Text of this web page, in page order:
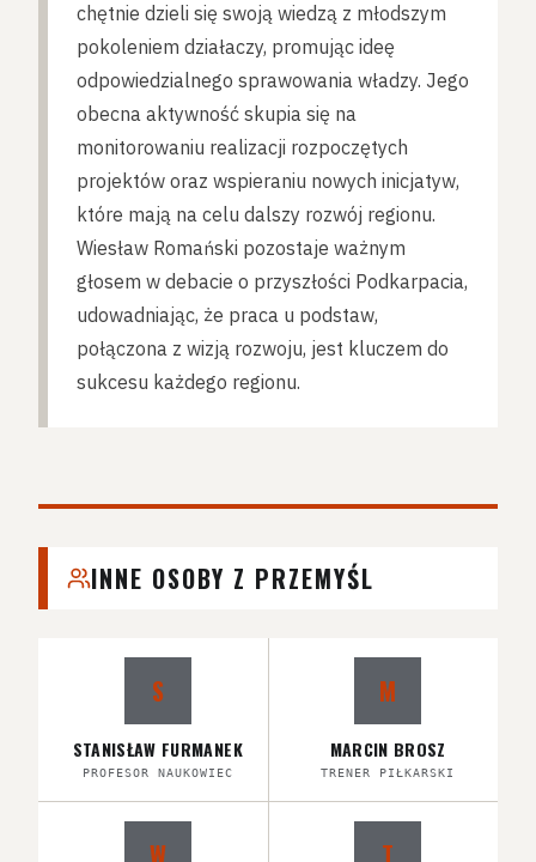
chętnie dzieli się swoją wiedzą z młodszym
pokoleniem działaczy, promując ideę
odpowiedzialnego sprawowania władzy. Jego
obecna aktywność skupia się na
monitorowaniu realizacji rozpoczętych
projektów oraz wspieraniu nowych inicjatyw,
które mają na celu dalszy rozwój regionu.
Wiesław Romański pozostaje ważnym
głosem w debacie o przyszłości Podkarpacia,
udowadniając, że praca u podstaw,
połączona z wizją rozwoju, jest kluczem do
sukcesu każdego regionu.
INNE OSOBY Z PRZEMYŚL
S
STANISŁAW FURMANEK
PROFESOR NAUKOWIEC
M
MARCIN BROSZ
TRENER PIŁKARSKI
W T